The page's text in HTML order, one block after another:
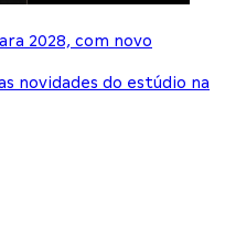
2028, com novo
novidades do estúdio na